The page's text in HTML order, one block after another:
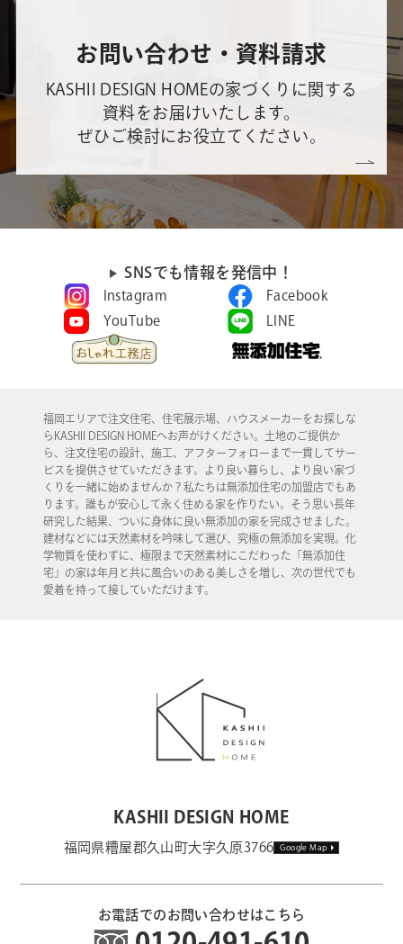
お問い合わせ・資料請求
KASHII DESIGN HOMEの家づくりに関する
資料をお届けいたします。
ぜひご検討にお役立てください。
SNSでも情報を発信中！
Instagram
Facebook
YouTube
LINE
福岡エリアで注文住宅、住宅展示場、ハウスメーカーをお探しな
らKASHII DESIGN HOMEへお声がけください。土地のご提供か
ら、注文住宅の設計、施工、アフターフォローまで一貫してサー
ビスを提供させていただきます。より良い暮らし、より良い家づ
くりを一緒に始めませんか？私たちは無添加住宅の加盟店でもあ
ります。誰もが安心して永く住める家を作りたい。そう思い長年
研究した結果、ついに身体に良い無添加の家を完成させました。
建材などには天然素材を吟味して選び、究極の無添加を実現。化
学物質を使わずに、極限まで天然素材にこだわった「無添加住
宅」の家は年月と共に風合いのある美しさを増し、次の世代でも
愛着を持って接していただけます。
KASHII DESIGN HOME
福岡県糟屋郡久山町大字久原3766 Google Map
お電話でのお問い合わせはこちら